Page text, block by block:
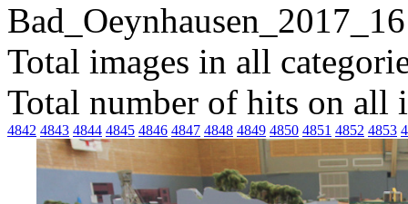
Bad_Oeynhausen_2017_16
Total images in all
Total number of hits on all
4842 4843 4844 4845 4846 4847 4848 4849 4850 4851 4852 4853